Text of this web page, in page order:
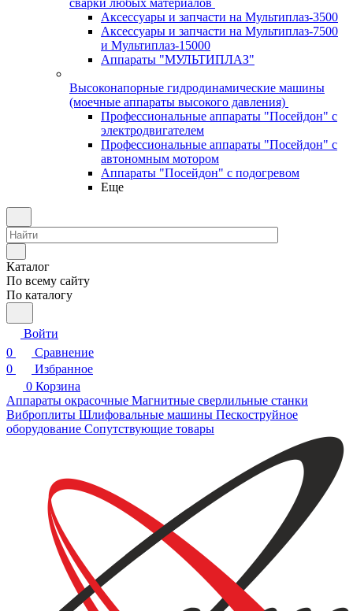
сварки любых материалов
Аксессуары и запчасти на Мультиплаз-3500
Аксессуары и запчасти на Мультиплаз-7500
и Мультиплаз-15000
Аппараты "МУЛЬТИПЛАЗ"
Высоконапорные гидродинамические машины
(моечные аппараты высокого давления)
Профессиональные аппараты "Посейдон" с
электродвигателем
Профессиональные аппараты "Посейдон" с
автономным мотором
Аппараты "Посейдон" с подогревом
Еще
Каталог
По всему сайту
По каталогу
Войти
0
Сравнение
0
Избранное
0 Корзина
Аппараты окрасочные Магнитные сверлильные станки
Виброплиты Шлифовальные машины Пескоструйное
оборудование Сопутствующие товары